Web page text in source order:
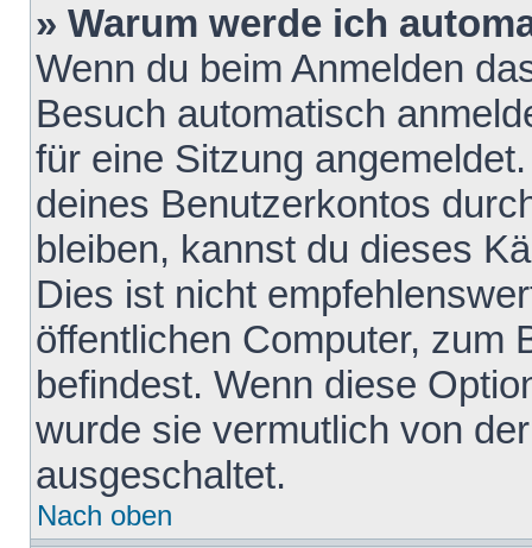
» Warum werde ich
Wenn du beim Anmelden
Besuch automatisch
für eine Sitzung
deines Benutzerkontos
bleiben, kannst du dieses
Dies ist nicht
öffentlichen Computer, zum
befindest. Wenn diese
wurde sie vermutlich von
ausgeschaltet.
Nach oben